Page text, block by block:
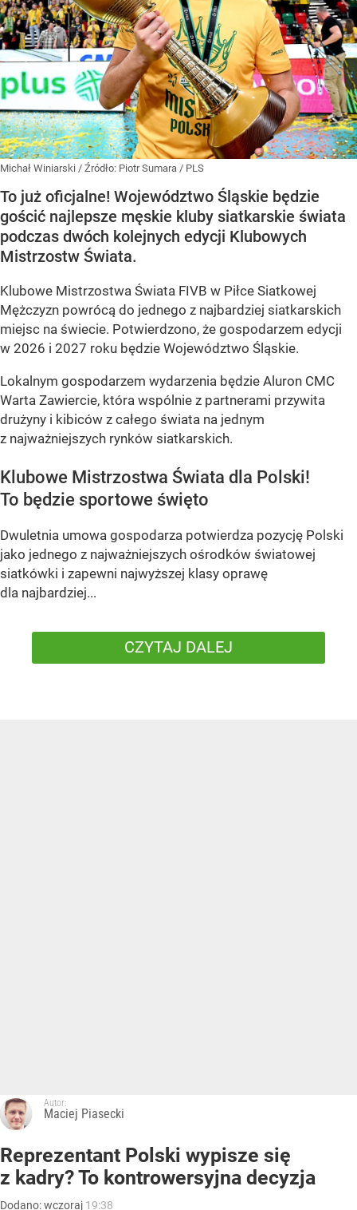
Michał Winiarski / Źródło: Piotr Sumara / PLS
To już oficjalne! Województwo Śląskie będzie
gościć najlepsze męskie kluby siatkarskie świata
podczas dwóch kolejnych edycji Klubowych
Mistrzostw Świata.
Klubowe Mistrzostwa Świata FIVB w Piłce Siatkowej
Mężczyzn powrócą do jednego z najbardziej siatkarskich
miejsc na świecie. Potwierdzono, że gospodarzem edycji
w 2026 i 2027 roku będzie Województwo Śląskie.
Lokalnym gospodarzem wydarzenia będzie Aluron CMC
Warta Zawiercie, która wspólnie z partnerami przywita
drużyny i kibiców z całego świata na jednym
z najważniejszych rynków siatkarskich.
Klubowe Mistrzostwa Świata dla Polski!
To będzie sportowe święto
Dwuletnia umowa gospodarza potwierdza pozycję Polski
jako jednego z najważniejszych ośrodków światowej
siatkówki i zapewni najwyższej klasy oprawę
dla najbardziej...
CZYTAJ DALEJ
Autor:
Maciej Piasecki
Reprezentant Polski wypisze się
z kadry? To kontrowersyjna decyzja
Dodano:wczoraj 19:38